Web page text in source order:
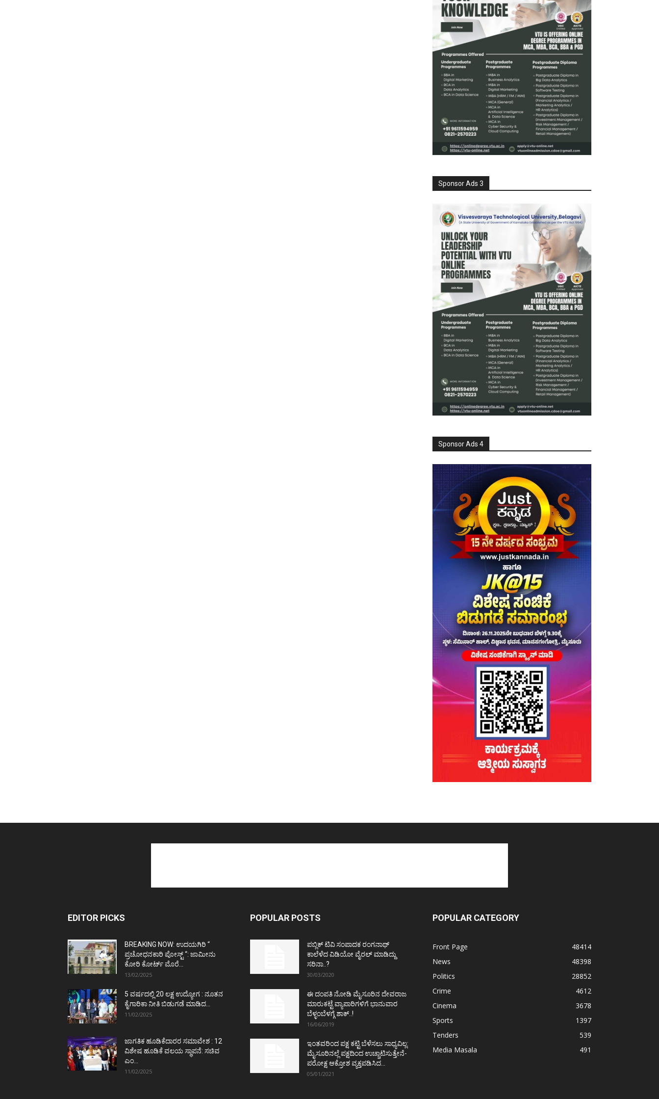
Sponsor Ads 3
Sponsor Ads 4
EDITOR PICKS
BREAKING NOW: ಉದಯಗಿರಿ “
ಪ್ರಚೋಧನಕಾರಿ ಪೋಸ್ಟ್‌ “: ಜಾಮೀನು
ಕೋರಿ ಕೋರ್ಟ್‌ ಮೊರೆ...
13/02/2025
5 ವರ್ಷದಲ್ಲಿ 20 ಲಕ್ಷ ಉದ್ಯೋಗ : ನೂತನ
ಕೈಗಾರಿಕಾ ನೀತಿ ಬಿಡುಗಡೆ ಮಾಡಿದ...
11/02/2025
ಜಾಗತಿಕ ಹೂಡಿಕೆದಾರರ ಸಮಾವೇಶ : 12
ವಿಶೇಷ ಹೂಡಿಕೆ ವಲಯ ಸ್ಥಾಪನೆ: ಸಚಿವ
ಎಂ...
11/02/2025
POPULAR POSTS
ಪಬ್ಲಿಕ್ ಟಿವಿ ಸಂಪಾದಕ ರಂಗನಾಥ್
ಕಾಲೆಳೆದ ವಿಡಿಯೋ ವೈರಲ್ ಮಾಡಿದ್ದು
ಸರಿನಾ..?
30/03/2020
ಈ ದಂಪತಿ ನೋಡಿ ಮೈಸೂರಿನ ದೇವರಾಜ
ಮಾರುಕಟ್ಟೆ ವ್ಯಾಪಾರಿಗಳಿಗೆ ಭಾನುವಾರ
ಬೆಳ್ಳಂಬೆಳಗ್ಗೆ ಶಾಕ್..!
16/06/2019
ಇಂತವರಿಂದ ಪಕ್ಷ ಕಟ್ಟಿ ಬೆಳೆಸಲು ಸಾಧ್ಯವಿಲ್ಲ:
ಮೈಸೂರಿನಲ್ಲೆ ಪಕ್ಷದಿಂದ ಉಚ್ಚಾಟಿಸುತ್ತೇನೆ-
ಪರೋಕ್ಷ ಆಕ್ರೋಶ ವ್ಯಕ್ತಪಡಿಸಿದ...
05/01/2021
POPULAR CATEGORY
Front Page
48414
News
48398
Politics
28852
Crime
4612
Cinema
3678
Sports
1397
Tenders
539
Media Masala
491